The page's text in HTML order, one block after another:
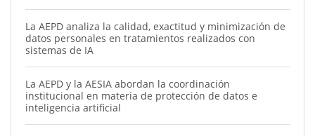
La AEPD analiza la calidad, exactitud y minimización de
datos personales en tratamientos realizados con
sistemas de IA
La AEPD y la AESIA abordan la coordinación
institucional en materia de protección de datos e
inteligencia artificial